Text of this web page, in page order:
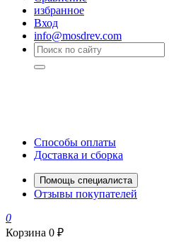
избранное
Вход
info@mosdrev.com
Способы оплаты
Доставка и сборка
Помощь специалиста
Отзывы покупателей
0
Корзина 0 ₽